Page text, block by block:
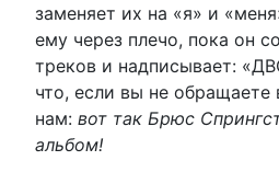
заменяет их на «я» и
ему через плечо, пока он
треков и надписывает:
что, если вы не обращаете
нам: вот так Брюс
альбом!